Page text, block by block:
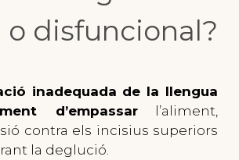
o disfuncional?
inadequada de la llengua
d’empassarl’aliment,
contra els incisius superiors
la deglució.